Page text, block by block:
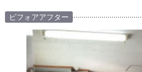
ビフォアアフター